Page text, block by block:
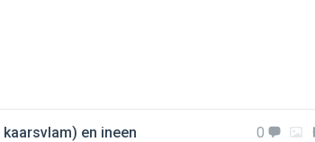
en ineen 0